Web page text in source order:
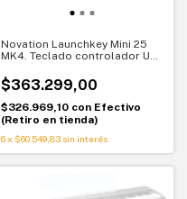
Novation Launchkey Mini 25
MK4. Teclado controlador USB
tu DAW
$363.299,00
$326.969,10 con Efectivo
(Retiro en tienda)
6 x $60.549,83 sin interés